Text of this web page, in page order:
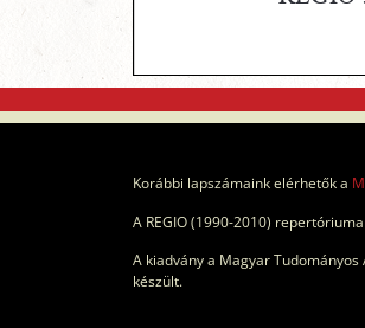
Korábbi lapszámaink elérhetők a
A REGIO (1990-2010)
A kiadvány a Magyar
készült.